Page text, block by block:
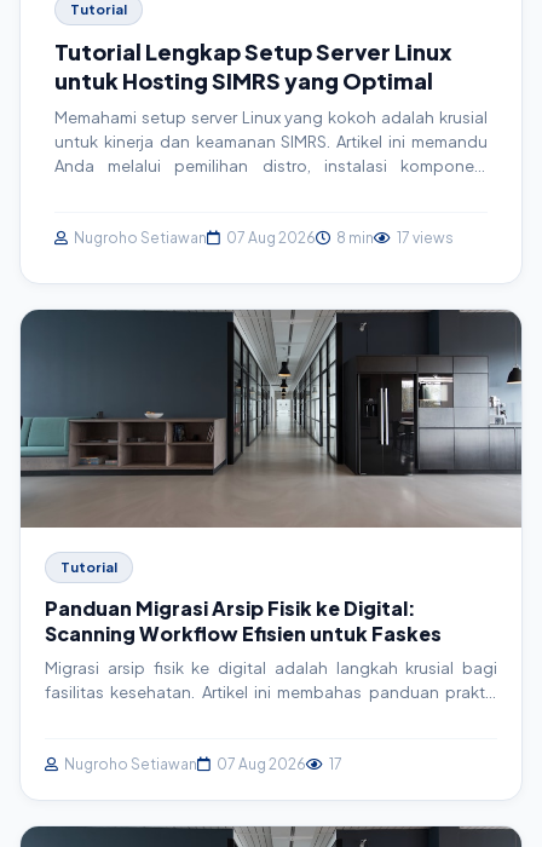
Tutorial
Tutorial Lengkap Setup Server Linux
untuk Hosting SIMRS yang Optimal
Memahami setup server Linux yang kokoh adalah krusial
untuk kinerja dan keamanan SIMRS. Artikel ini memandu
Anda melalui pemilihan distro, instalasi komponen,
Nugroho Setiawan 07 Aug 2026 8 min 17 views
Tutorial
Panduan Migrasi Arsip Fisik ke Digital:
Scanning Workflow Efisien untuk Faskes
Migrasi arsip fisik ke digital adalah langkah krusial bagi
fasilitas kesehatan. Artikel ini membahas panduan praktis
memastikan data rekam medis aman dan mudah diakses.
Nugroho Setiawan 07 Aug 2026 17